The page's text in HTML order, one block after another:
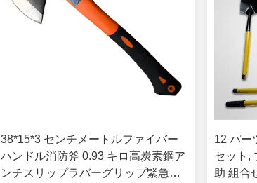
38*15*3 センチメートルファイバー
ハンドル消防斧 0.93 キロ高炭素鋼ア
ンチスリップラバーグリップ緊急救
12 パー
セット,
助 組合